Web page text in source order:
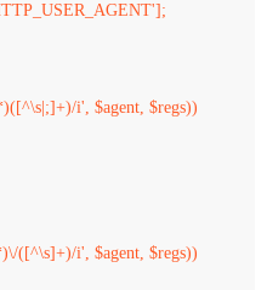
i', $agent, $regs))
([^\s]+)/i', $agent, $regs))